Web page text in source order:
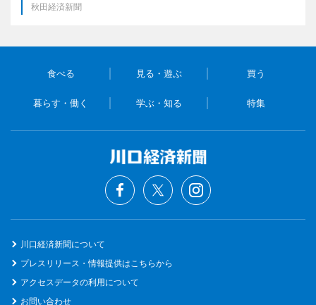
秋田経済新聞
食べる 見る・遊ぶ 買う
暮らす・働く 学ぶ・知る 特集
川口経済新聞について
プレスリリース・情報提供はこちらから
アクセスデータの利用について
お問い合わせ